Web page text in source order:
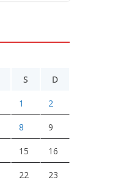
S D
1 2
8 9
15 16
22 23